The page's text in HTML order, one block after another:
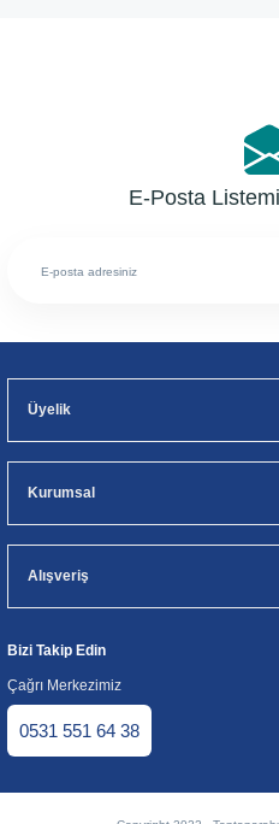
E-Posta
Üyelik
Kurumsal
Alışveriş
Bizi Takip Edin
Çağrı Merkezimiz
0531 551 64 38